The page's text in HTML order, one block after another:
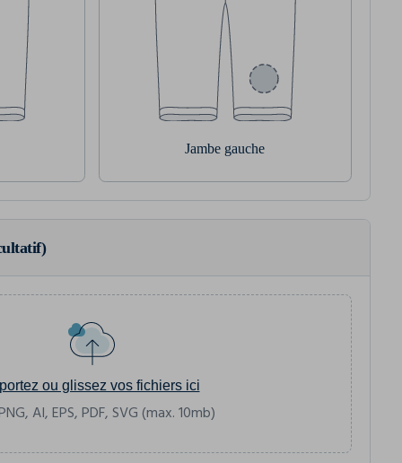
Jambe gauche
ou glissez vos fichiers ici
AI, EPS, PDF, SVG (max. 10mb)